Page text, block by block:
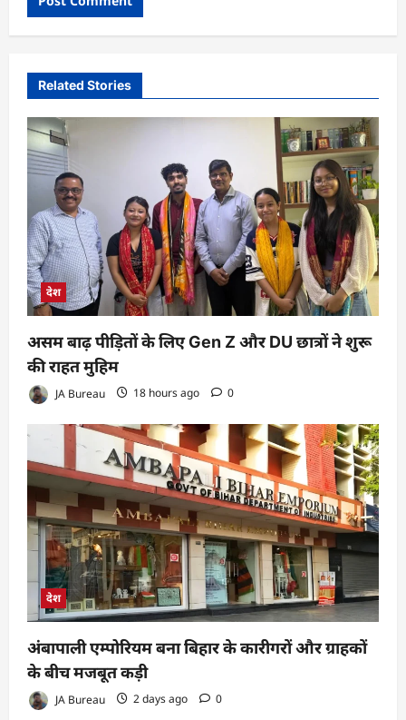
Related Stories
देश
असम बाढ़ पीड़ितों के लिए Gen Z और DU छात्रों ने शुरू
की राहत मुहिम
JA Bureau 18 hours ago 0
देश
अंबापाली एम्पोरियम बना बिहार के कारीगरों और ग्राहकों
के बीच मजबूत कड़ी
JA Bureau 2 days ago 0